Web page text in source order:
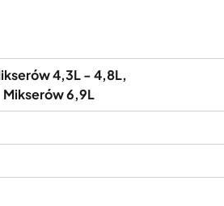
4,3L - 4,8L
Mikserów 6,9L